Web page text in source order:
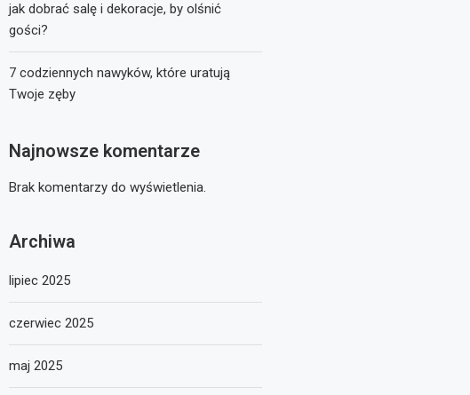
jak dobrać salę i dekoracje, by olśnić
gości?
7 codziennych nawyków, które uratują
Twoje zęby
Najnowsze komentarze
Brak komentarzy do wyświetlenia.
Archiwa
lipiec 2025
czerwiec 2025
maj 2025